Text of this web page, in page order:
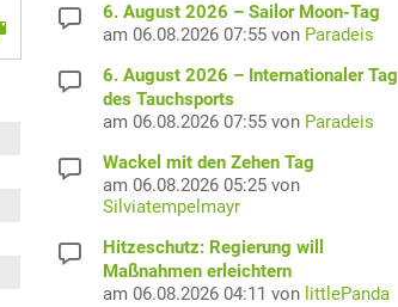
6. August 2026 – Sailor Moon-Tag
am 06.08.2026 07:55 von Paradeis
6. August 2026 – Internationaler Tag
des Tauchsports
am 06.08.2026 07:55 von Paradeis
Wackel mit den Zehen Tag
am 06.08.2026 05:25 von
Silviatempelmayr
Hitzeschutz: Regierung will
Maßnahmen erleichtern
am 06.08.2026 04:11 von littlePanda